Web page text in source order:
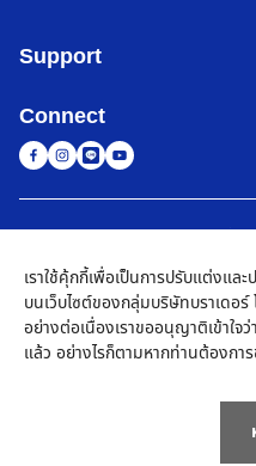
Support
Connect
นโยบายความเป็นส่วนตัว เงื่อนไขการใ
©2026BROTHER
เราใช้คุ้กกี้เพื่อเป็นการปรับแต่งแล
บนเว็บไซต์ของกลุ่มบริษัทบราเดอร์
อย่างต่อเนื่องเราขออนุญาติเข้าใจ
แล้ว อย่างไรก็ตามหากท่านต้องกา